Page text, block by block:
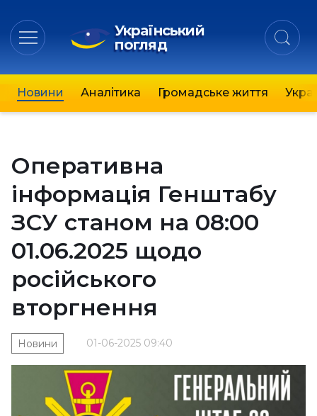
Український
погляд
Новини Аналітика Громадське життя
Оперативна
інформація Генштабу
ЗСУ станом на 08:00
01.06.2025 щодо
російського
вторгнення
01-06-2025 09:40
Новини